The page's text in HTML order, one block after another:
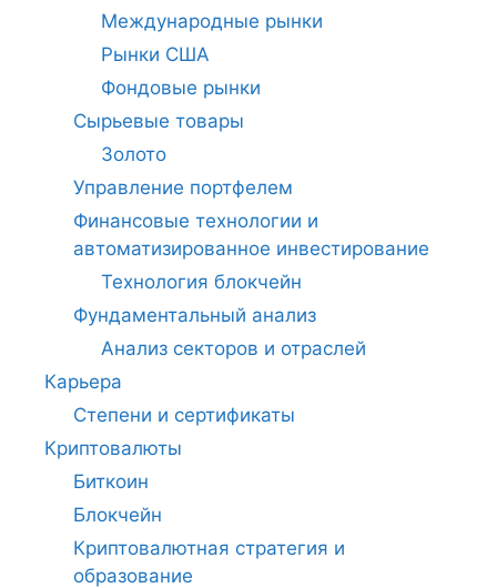
Международные рынки
Рынки США
Фондовые рынки
Сырьевые товары
Золото
Управление портфелем
Финансовые технологии и
автоматизированное инвестирование
Технология блокчейн
Фундаментальный анализ
Анализ секторов и отраслей
Карьера
Степени и сертификаты
Криптовалюты
Биткоин
Блокчейн
Криптовалютная стратегия и
образование